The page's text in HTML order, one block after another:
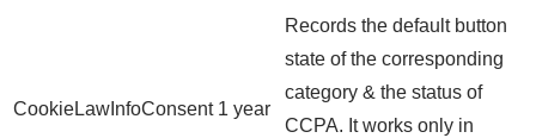
CookieLawInfoConsent 1 year
Records the default button
state of the corresponding
category & the status of
CCPA. It works only in